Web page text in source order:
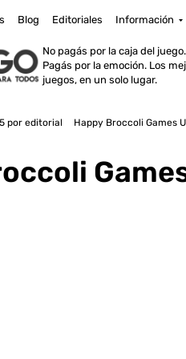
Blog Editoriales Información
No pagás por la caja del juego.
Pagás por la emoción. Los
juegos, en un solo lugar.
por editorial Happy Broccoli Games